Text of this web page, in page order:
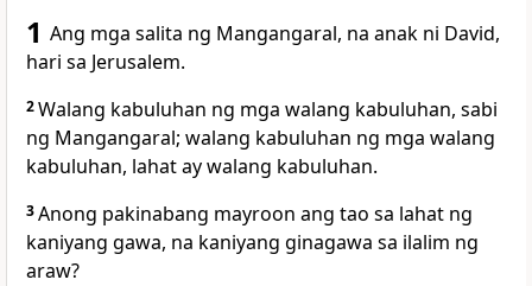
1 Ang mga salita ng Mangangaral, na anak ni David,
hari sa Jerusalem.
2Walang kabuluhan ng mga walang kabuluhan, sabi
ng Mangangaral; walang kabuluhan ng mga walang
kabuluhan, lahat aywalang kabuluhan.
3Anong pakinabang mayroon ang tao sa lahat ng
kaniyang gawa, na kaniyang ginagawa sa ilalim ng
araw?